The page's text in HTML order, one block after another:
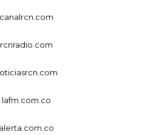
canalrcn.com
rcnradio.com
lafm.com.co
alerta.com.co